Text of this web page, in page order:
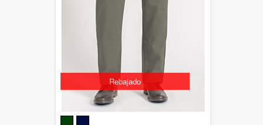
Rebajado